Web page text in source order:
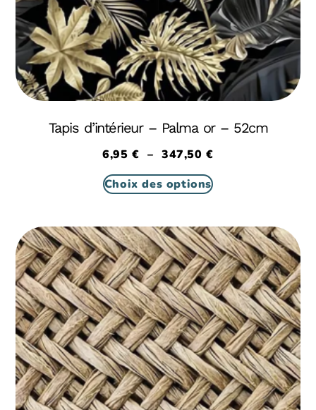
Tapis d’intérieur – Palma or – 52cm
6,95€ – 347,50€
Choix des options